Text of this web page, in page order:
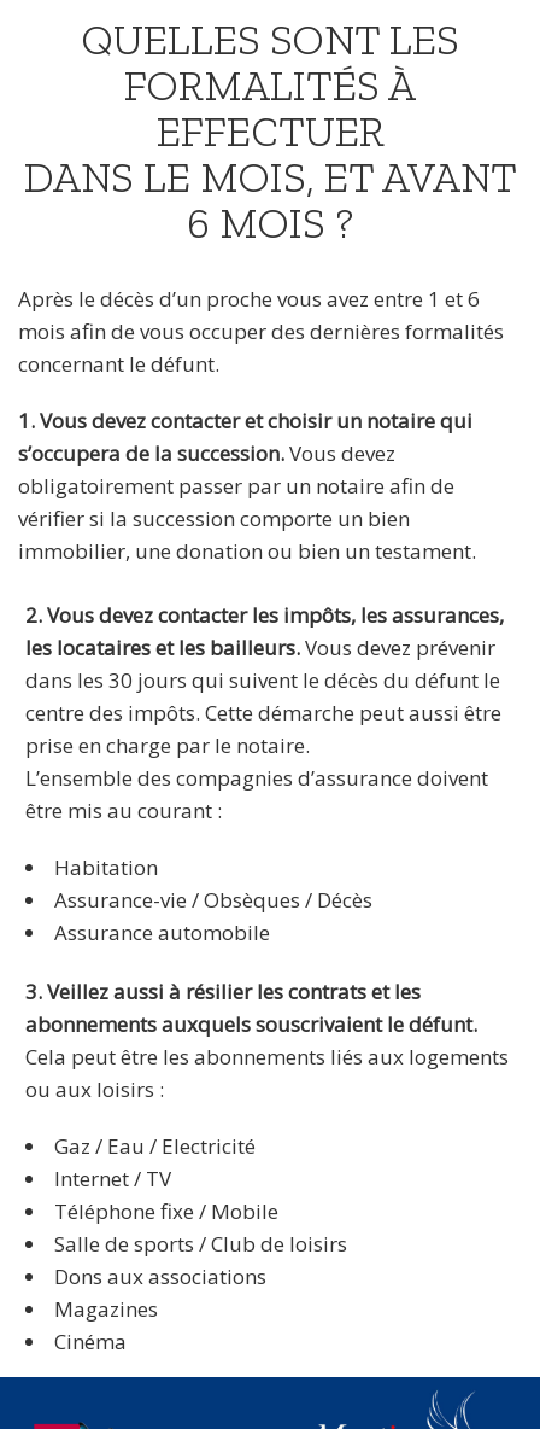
QUELLES SONT LES
FORMALITÉS À
EFFECTUER
DANS LE MOIS, ET AVANT
6 MOIS ?
Après le décès d’un proche vous avez entre 1 et 6
mois afin de vous occuper des dernières formalités
concernant le défunt.
1. Vous devez contacter et choisir un notaire qui
s’occupera de la succession.Vous devez
obligatoirement passer par un notaire afin de
vérifier si la succession comporte un bien
immobilier, une donation ou bien un testament.
2. Vous devez contacter les impôts, les assurances,
les locataires et les bailleurs.Vous devez prévenir
dans les 30 jours qui suivent le décès du défunt le
centre des impôts. Cette démarche peut aussi être
prise en charge par le notaire.
L’ensemble des compagnies d’assurance doivent
être mis au courant :
Habitation
Assurance-vie / Obsèques / Décès
Assurance automobile
3. Veillez aussi à résilier les contrats et les
abonnements auxquels souscrivaient le défunt.
Cela peut être les abonnements liés aux logements
ou aux loisirs :
Gaz / Eau / Electricité
Internet / TV
Téléphone fixe / Mobile
Salle de sports / Club de loisirs
Dons aux associations
Magazines
Cinéma